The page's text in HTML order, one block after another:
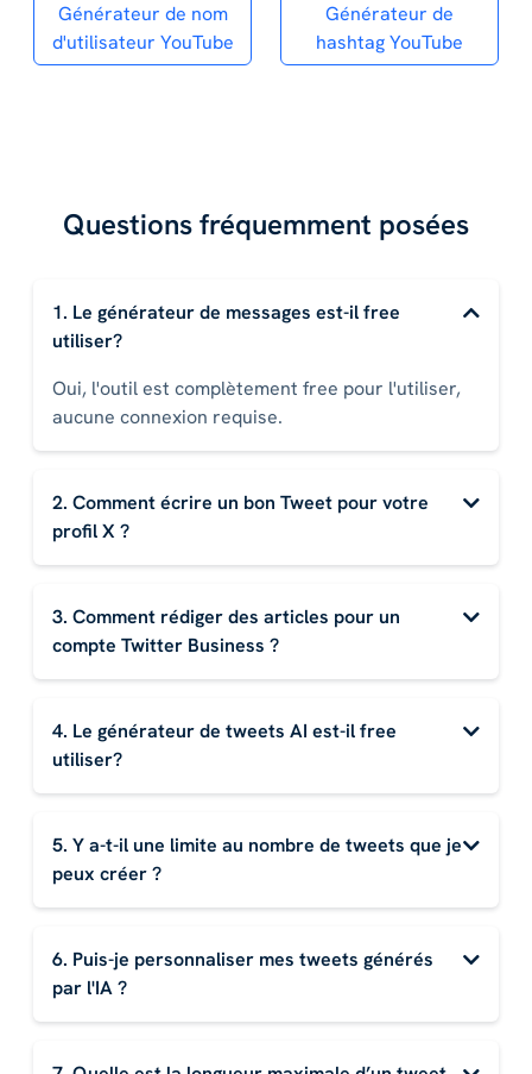
Générateur de nom
d'utilisateur YouTube
Générateur de
hashtag YouTube
Questions fréquemment posées
1. Le générateur de messages est-il free
utiliser?
Oui, l'outil est complètement free pour l'utiliser,
aucune connexion requise.
2. Comment écrire un bon Tweet pour votre
profil X ?
3. Comment rédiger des articles pour un
compte Twitter Business ?
4. Le générateur de tweets AI est-il free
utiliser?
5. Y a-t-il une limite au nombre de tweets que je
peux créer ?
6. Puis-je personnaliser mes tweets générés
par l'IA ?